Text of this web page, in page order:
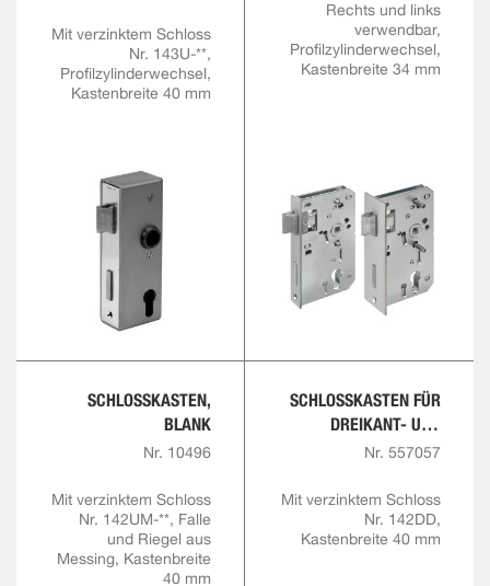
Mit verzinktem Schloss
Nr. 143U-**,
Profilzylinderwechsel,
Kastenbreite 40 mm
Rechts und links
verwendbar,
Profilzylinderwechsel,
Kastenbreite 34 mm
SCHLOSSKASTEN,
BLANK
Nr. 10496
Mit verzinktem Schloss
Nr. 142UM-**, Falle
und Riegel aus
Messing, Kastenbreite
40 mm
SCHLOSSKASTEN FÜR
DREIKANT- UND
PROFILZYLINDER,
Nr. 557057
Mit verzinktem Schloss
Nr. 142DD,
Kastenbreite 40 mm